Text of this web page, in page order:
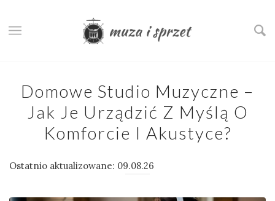
Domowe Studio Muzyczne –
Jak Je Urządzić Z Myślą O
Komforcie I Akustyce?
Ostatnio aktualizowane: 09.08.26